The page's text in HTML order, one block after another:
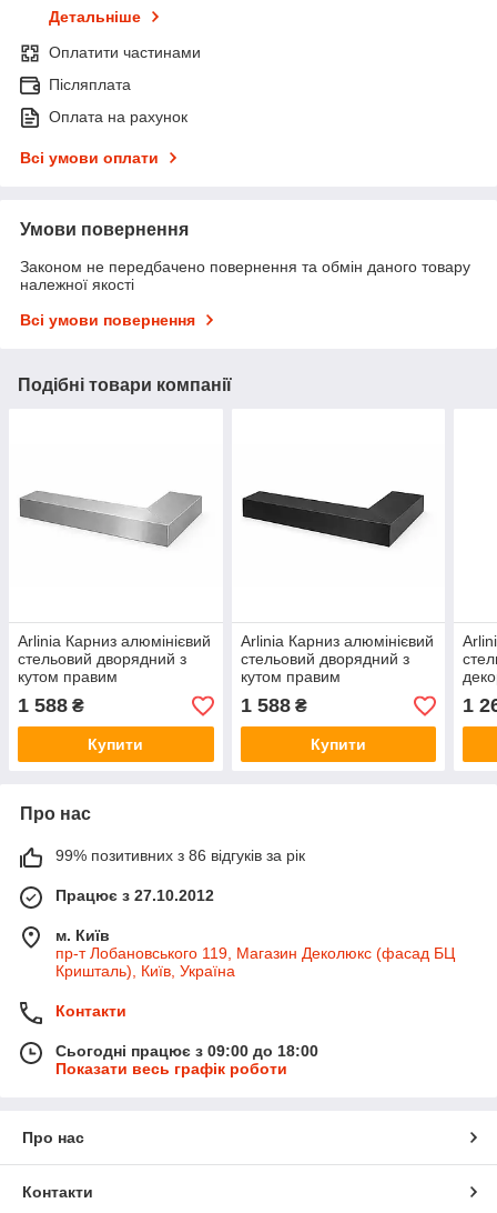
Детальніше
Оплатити частинами
Післяплата
Оплата на рахунок
Всі умови оплати
Умови повернення
Законом не передбачено повернення та обмін даного товару
належної якості
Всі умови повернення
Подібні товари компанії
Arlinia Карниз алюмінієвий
стельовий дворядний з
кутом правим
декоративною фасадною
планкою Сталевий
1 588 ₴
Купити
Arlinia Карниз алюмінієвий
стельовий дворядний з
кутом правим
декоративною фасадною
планкою Чорний
1 588₴
Купити
1
Про нас
99% позитивних з 86 відгуків за рік
Працює з 27.10.2012
м. Київ
пр-т Лобановського 119, Магазин Деколюкс (фасад БЦ
Кришталь), Київ, Україна
Контакти
Сьогодні працює з 09:00 до 18:00
Показати весь графік роботи
Про нас
Контакти